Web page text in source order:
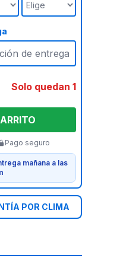
Solo quedan 1
Pago seguro
mañana a las
POR CLIMA